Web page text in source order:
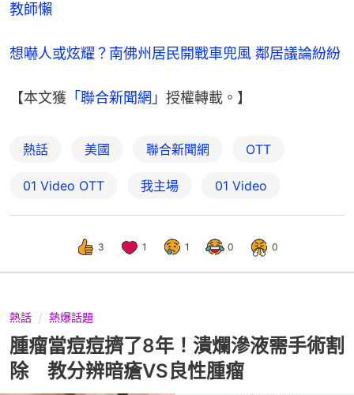
教師懶
想嚇人或炫耀？南佛州居民開戰車兜風 鄰居議論紛紛
【本文獲 「聯合新聞網」 授權轉載。】
熱話 美國 聯合新聞網 OTT
01‌ ‌Video‌ ‌OTT 我主場 01 Video
3 1 1 0 0
熱話 熱爆話題
腫瘤當痘痘擠了8年！潰爛滲液需手術割
除 教分辨暗瘡VS良性腫瘤